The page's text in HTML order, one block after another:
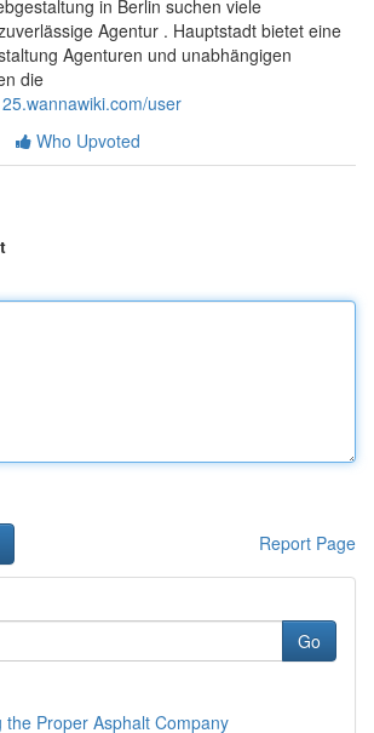
in Berlin suchen viele
Agentur . Hauptstadt bietet eine
Agenturen und unabhängigen
die
user
Who Upvoted
Report Page
Go
the Proper Asphalt Company